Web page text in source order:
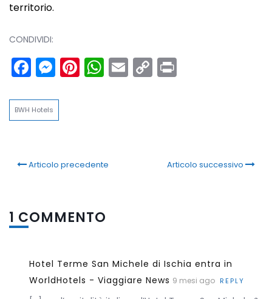
territorio.
CONDIVIDI:
Facebook
Messenger
Pinterest
WhatsApp
Email
Copy
Link
BWH Hotels
Articolo precedente Articolo successivo
1 COMMENTO
Hotel Terme San Michele di Ischia entra in
WorldHotels - Viaggiare News 9 mesi ago REPLY